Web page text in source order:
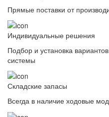
Прямые поставки от
Индивидуальные решения
Подбор и установка
системы
Складские запасы
Всегда в наличие ходовые